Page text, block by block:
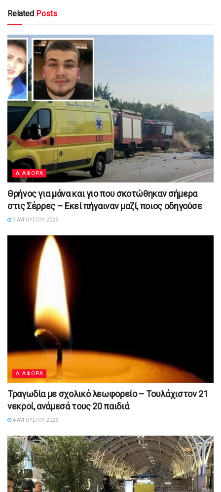
Related Posts
ΔΙΑΦΟΡΑ
Θρήνος για μάνα και γιο που σκοτώθηκαν σήμερα
στις Σέρρες – Εκεί πήγαιναν μαζί, ποιος οδηγούσε
7 ΑΥΓΟΎΣΤΟΥ, 2026
ΔΙΑΦΟΡΑ
Τραγωδία με σχολικό λεωφορείο – Τουλάχιστον 21
νεκροί, ανάμεσά τους 20 παιδιά
6 ΑΥΓΟΎΣΤΟΥ, 2026